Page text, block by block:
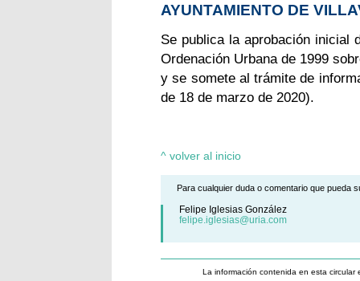
AYUNTAMIENTO DE
Se publica la aprobación inicial
Ordenación Urbana de 1999
y se somete al trámite de
de 18 de marzo de 2020).
^ volver al inicio
Para cualquier duda o comentario que pueda
Felipe Iglesias González
felipe.iglesias@uria.com
La información contenida en esta